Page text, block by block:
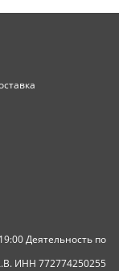
Деятельность по
ИНН 772774250255